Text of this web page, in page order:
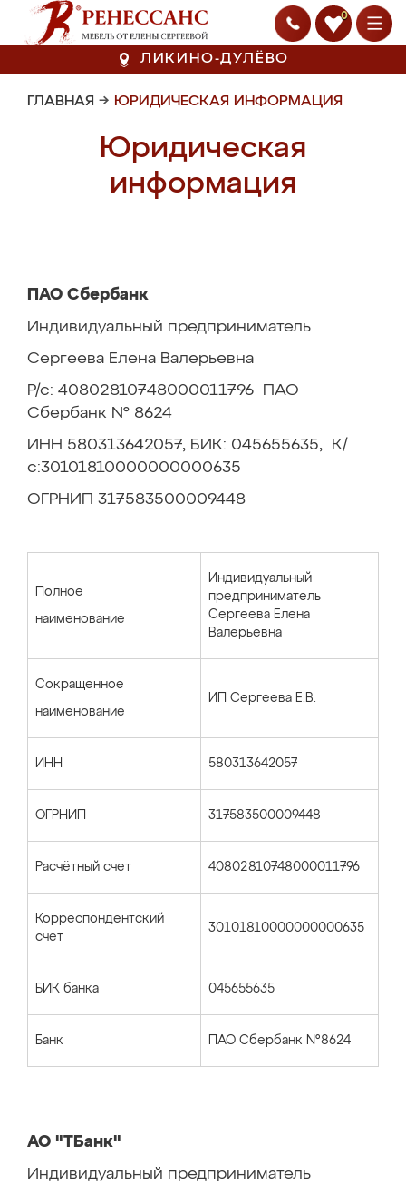
0
ЛИКИНО-ДУЛЁВО
ГЛАВНАЯ → ЮРИДИЧЕСКАЯ ИНФОРМАЦИЯ
Юридическая
информация
ПАО Сбербанк
Индивидуальный предприниматель
Сергеева Елена Валерьевна
Р/с: 40802810748000011796 ПАО
Сбербанк № 8624
ИНН 580313642057, БИК: 045655635, К/
с:30101810000000000635
ОГРНИП 317583500009448
Полное
наименование
Индивидуальный
предприниматель
Сергеева Елена
Валерьевна
Сокращенное
наименование
ИП Сергеева Е.В.
ИНН 580313642057
ОГРНИП 317583500009448
Расчётный счет 40802810748000011796
Корреспондентский
счет
30101810000000000635
БИК банка 045655635
Банк ПАО Сбербанк №8624
АО "ТБанк"
Индивидуальный предприниматель